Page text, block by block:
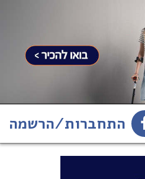
התחברות/הרשמה
1